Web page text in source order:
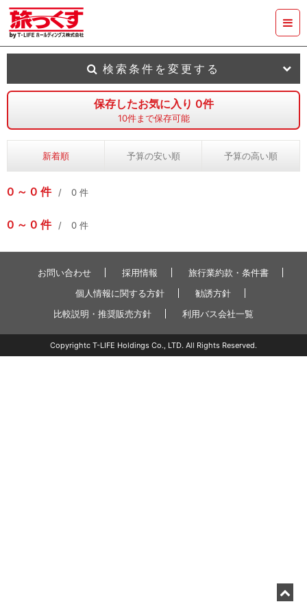
保存したお気に入り 0件
10件まで保存可能
新着順 予算の安い順 予算の高い順
0 0 件 0 件
0 0 件 0 件
検索条件を変更する
お問い合わせ 採用情報
旅行業約款・条件書
個人情報に関する方針
勧誘方針
比較説明・推奨販売方針
利用バス会社一覧
Copyrightc T-LIFE Holdings Co., LTD. All Rights Reserved.